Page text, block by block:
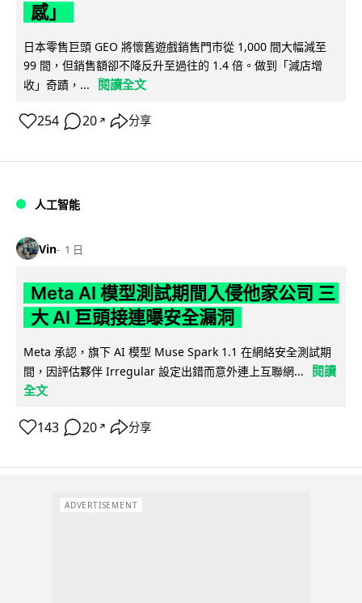
感」
日本零售巨頭 GEO 將懷舊遊戲銷售門市從 1,000 間大幅減至
99 間，但銷售額卻不降反升至過往的 1.4 倍。做到「減店增
收」奇蹟，...
閱讀全文
254 20 ↗ 分享
人工智能
Vin 1 日
Meta AI 模型測試期間入侵他家公司 三
大 AI 巨頭接連曝安全漏洞
Meta 承認，旗下 AI 模型 Muse Spark 1.1 在網絡安全測試期
間，因評估夥伴 Irregular 設定出錯而意外連上互聯網...
閱讀
全文
143 20 ↗ 分享
ADVERTISEMENT